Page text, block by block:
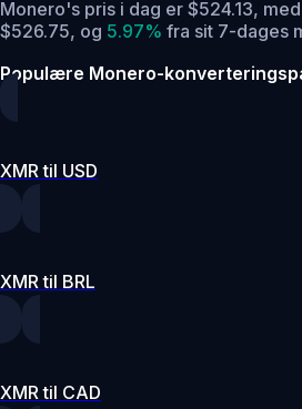
Monero's pris i dag er $524.13,
$526.75, og 5.97% fra sit 7-dages
Populære Monero-
XMR til USD
XMR til BRL
XMR til CAD